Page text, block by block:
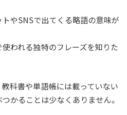
トやSNSで出てくる略語の意味が
使われる独特のフレーズを知りた
科書や単語帳には載っていない
かることは少なくありません。